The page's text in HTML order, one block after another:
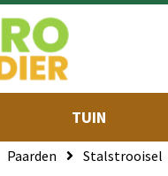
TUIN
Paarden Stalstrooisel